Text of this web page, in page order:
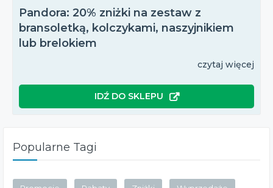
Pandora: 20% zniżki na zestaw z
bransoletką, kolczykami, naszyjnikiem
lub brelokiem
czytaj więcej
IDŹ DO SKLEPU
Popularne Tagi